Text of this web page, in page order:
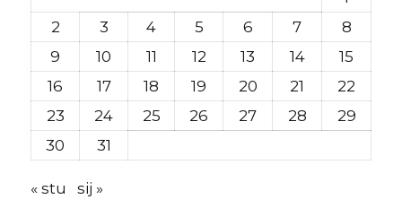
2
3 4 5 6 7
8
9
10 11 12 13 14
15
16
17 18 19 20 21
22
23
24 25 26 27 28
29
30
31
« stu sij »